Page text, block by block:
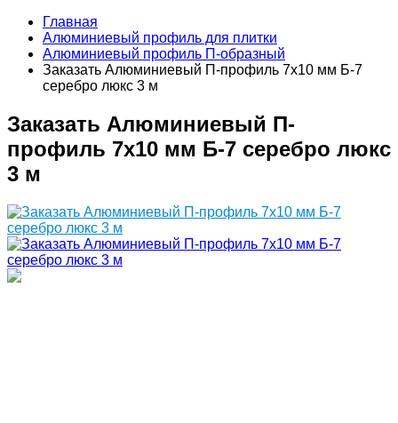
Главная
Алюминиевый профиль для плитки
Алюминиевый профиль П-образный
Заказать Алюминиевый П-профиль 7х10 мм Б-7
серебро люкс 3 м
Заказать Алюминиевый П-
профиль 7х10 мм Б-7 серебро люкс
3 м